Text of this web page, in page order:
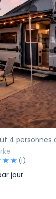
4 personnes
(1)
jour